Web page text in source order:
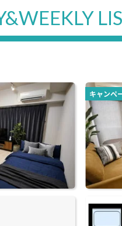
キャンペ